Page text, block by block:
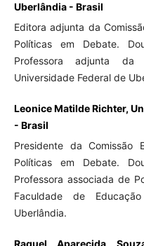
Uberlândia - Brasil
Editora adjunta da
Políticas em Debate.
Professora adjunta
Universidade Federal de
Leonice Matilde Richter,
- Brasil
Presidente da Comissão
Políticas em Debate.
Professora associada de
Faculdade de
Uberlândia.